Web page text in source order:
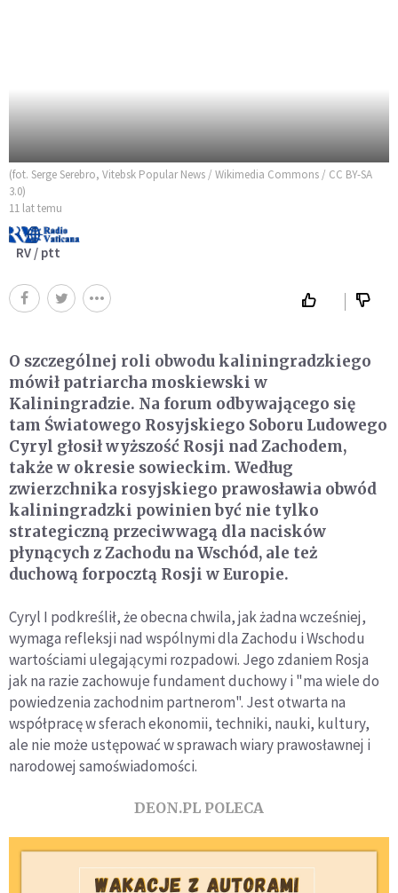
(fot. Serge Serebro, Vitebsk Popular News / Wikimedia Commons / CC BY-SA
3.0)
11 lat temu
RV / ptt
O szczególnej roli obwodu kaliningradzkiego
mówił patriarcha moskiewski w
Kaliningradzie. Na forum odbywającego się
tam Światowego Rosyjskiego Soboru Ludowego
Cyryl głosił wyższość Rosji nad Zachodem,
także w okresie sowieckim. Według
zwierzchnika rosyjskiego prawosławia obwód
kaliningradzki powinien być nie tylko
strategiczną przeciwwagą dla nacisków
płynących z Zachodu na Wschód, ale też
duchową forpocztą Rosji w Europie.
Cyryl I podkreślił, że obecna chwila, jak żadna wcześniej,
wymaga refleksji nad wspólnymi dla Zachodu i Wschodu
wartościami ulegającymi rozpadowi. Jego zdaniem Rosja
jak na razie zachowuje fundament duchowy i "ma wiele do
powiedzenia zachodnim partnerom". Jest otwarta na
współpracę w sferach ekonomii, techniki, nauki, kultury,
ale nie może ustępować w sprawach wiary prawosławnej i
narodowej samoświadomości.
DEON.PL POLECA